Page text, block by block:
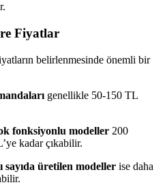
Fiyatlar
belirlenmesinde önemli bir
genellikle 50-150 TL
fonksiyonlu modeller 200
kadar çıkabilir.
sayıda üretilen modeller ise daha